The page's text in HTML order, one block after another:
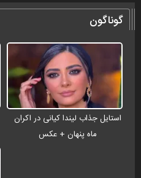
گوناگون
استایل جذاب لیندا کیانی در اکران
ماه پنهان + عکس